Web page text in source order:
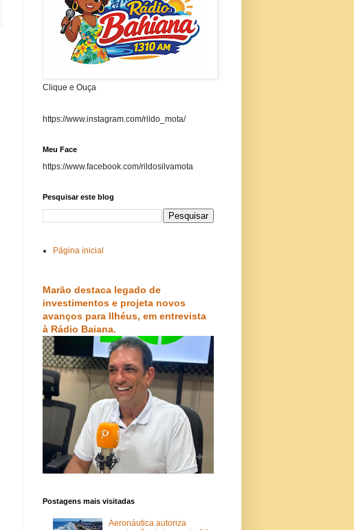
Clique e Ouça
https://www.instagram.com/rildo_mota/
Meu Face
https://www.facebook.com/rildosilvamota
Pesquisar este blog
Página inicial
Marão destaca legado de
investimentos e projeta novos
avanços para Ilhéus, em entrevista
à Rádio Baiana.
Postagens mais visitadas
Aeronáutica autoriza